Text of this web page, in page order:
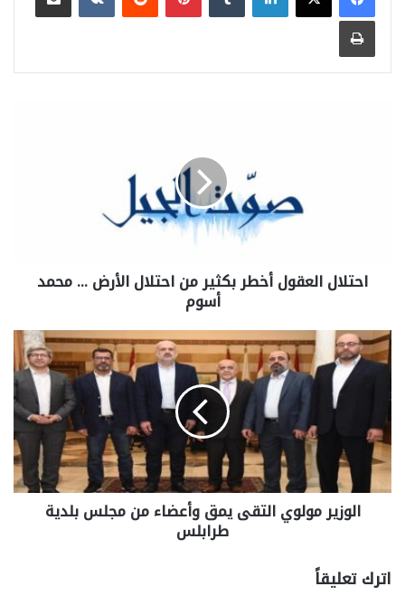
طباعة
احتلال العقول أخطر بكثير من احتلال الأرض … محمد
أسوم
الوزير مولوي التقى يمق وأعضاء من مجلس بلدية
طرابلس
اترك تعليقاً